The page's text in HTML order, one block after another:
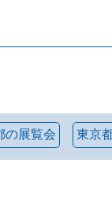
の展覧会 東京